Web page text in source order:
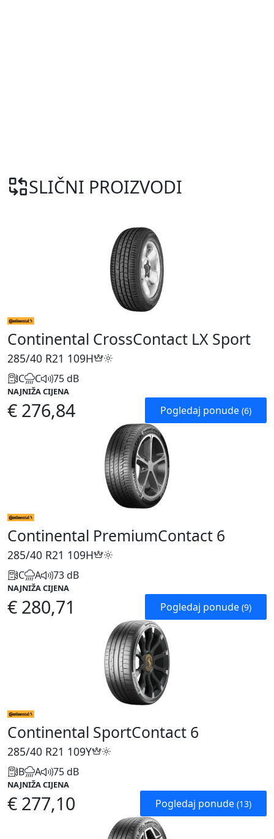
SLIČNI PROIZVODI
Continental CrossContact LX Sport
285/40 R21 109H
C C 75 dB
NAJNIŽA CIJENA
€ 276,84 Pogledaj ponude (6)
Continental PremiumContact 6
285/40 R21 109H
C A 73 dB
NAJNIŽA CIJENA
€ 280,71 Pogledaj ponude (9)
Continental SportContact 6
285/40 R21 109Y
B A 75 dB
NAJNIŽA CIJENA
€ 277,10 Pogledaj ponude (13)